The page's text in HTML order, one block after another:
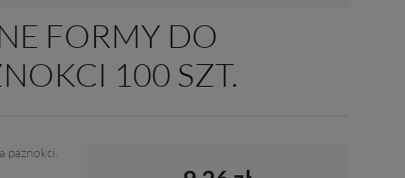
FORMY DO
100 SZT.